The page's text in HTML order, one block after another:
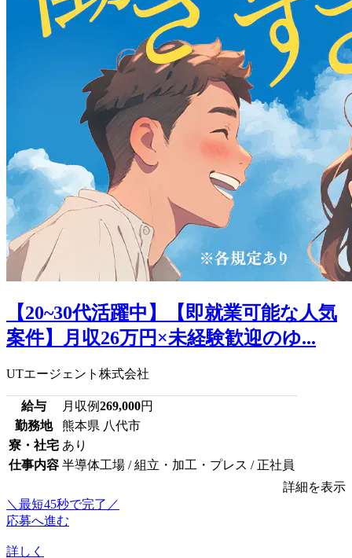
【20~30代活躍中】【即就業可能な人気
案件】月収26万円×未経験歓迎のゆ...
UTエージェント株式会社
給与 月収例269,000円
勤務地
熊本県 八代市
寮・社宅 あり
仕事内容 半導体工場 / 組立・加工・プレス / 正社員
詳細を表示
＼最短45秒で完了／
応募へ進む
詳しく